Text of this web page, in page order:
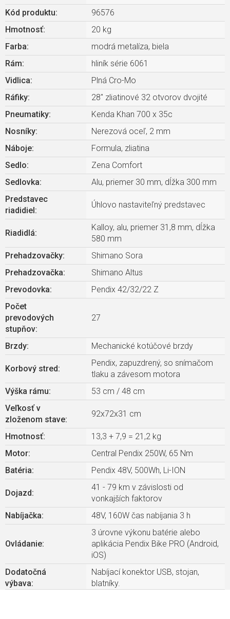
Kód produktu:
96576
Hmotnosť:
20 kg
Farba:
modrá metalíza, biela
Rám:
hliník série 6061
Vidlica:
Plná Cro-Mo
Ráfiky:
28" zliatinové 32 otvorov dvojité
Pneumatiky:
Kenda Khan 700 x 35c
Nosníky:
Nerezová oceľ, 2 mm
Náboje:
Formula, zliatina
Sedlo:
Zena Comfort
Sedlovka:
Alu, priemer 30 mm, dĺžka 300 mm
Predstavec
riadidiel :
Úhlovo nastaviteľný predstavec
Riadidlá:
Kalloy, alu, priemer 31,8 mm, dĺžka
580 mm
Prehadzovačky:
Shimano Sora
Prehadzovačka:
Shimano Altus
Prevodovka:
Pendix 42/32/22 Z
Počet
prevodových
stupňov:
27
Brzdy: Mechanické kotúčové brzdy
Korbový stred:
Pendix, zapuzdrený, so snímačom
tlaku a závesom motora
Výška rámu:
53 cm / 48 cm
Veľkosť v
zloženom stave:
92x72x31 cm
Hmotnosť:
13,3 + 7,9 = 21,2 kg
Motor:
Central Pendix 250W, 65 Nm
Batéria: Pendix 48V, 500Wh, Li-ION
Dojazd:
41 - 79 km v závislosti od
vonkajších faktorov
Nabíjačka: 48V, 160W čas nabíjania 3 h
Ovládanie:
3 úrovne výkonu batérie alebo
aplikácia Pendix Bike PRO (Android,
iOS)
Dodatočná
výbava:
Nabíjací konektor USB, stojan,
blatníky.